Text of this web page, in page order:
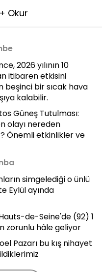
+ Okur
2026 yılının 10
itibaren etkisini
bir sıcak hava
kalabilir.
Güneş Tutulması:
olayı nereden
Önemli etkinlikler ve
simgelediği o ünlü
Eylül ayında
de-Seine'de (92) 1
zorunlu hâle geliyor
Pazarı bu kış nihayet